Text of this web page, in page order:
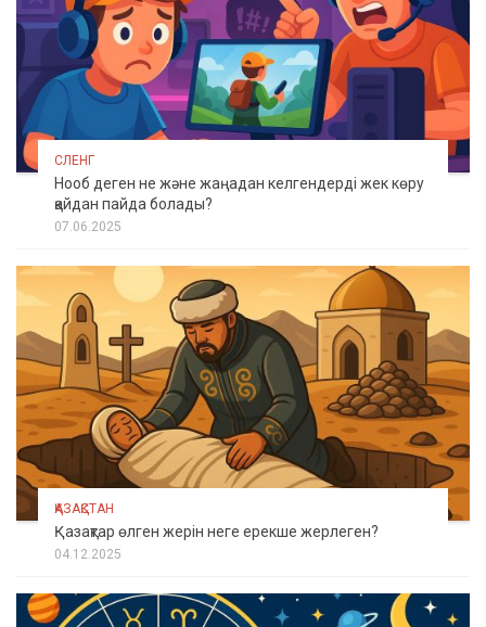
СЛЕНГ
Нооб деген не және жаңадан келгендерді жек көру
қайдан пайда болады?
07.06.2025
ҚАЗАҚСТАН
Қазақтар өлген жерін неге ерекше жерлеген?
04.12.2025